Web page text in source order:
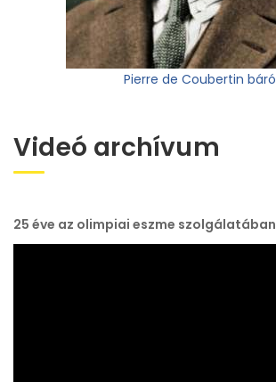
Pierre de Coubertin báró
Videó archívum
25 éve az olimpiai eszme szolgálatában